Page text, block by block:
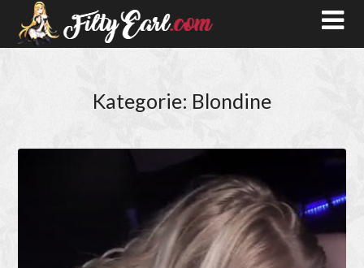
Kategorie: Blondine